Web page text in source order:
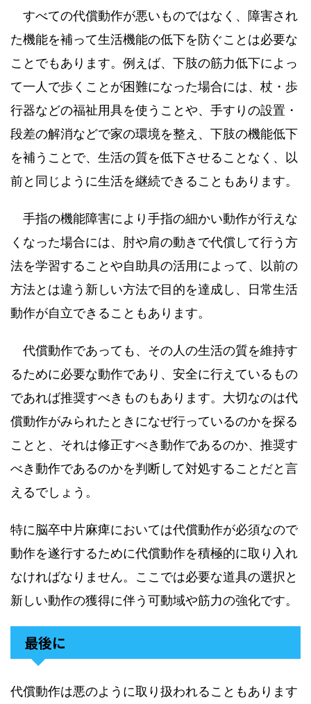
すべての代償動作が悪いものではなく、障害され
た機能を補って生活機能の低下を防ぐことは必要な
ことでもあります。例えば、下肢の筋力低下によっ
て一人で歩くことが困難になった場合には、杖・歩
行器などの福祉用具を使うことや、手すりの設置・
段差の解消などで家の環境を整え、下肢の機能低下
を補うことで、生活の質を低下させることなく、以
前と同じように生活を継続できることもあります。
手指の機能障害により手指の細かい動作が行えな
くなった場合には、肘や肩の動きで代償して行う方
法を学習することや自助具の活用によって、以前の
方法とは違う新しい方法で目的を達成し、日常生活
動作が自立できることもあります。
代償動作であっても、その人の生活の質を維持す
るために必要な動作であり、安全に行えているもの
であれば推奨すべきものもあります。大切なのは代
償動作がみられたときになぜ行っているのかを探る
ことと、それは修正すべき動作であるのか、推奨す
べき動作であるのかを判断して対処することだと言
えるでしょう。
特に脳卒中片麻痺においては代償動作が必須なので
動作を遂行するために代償動作を積極的に取り入れ
なければなりません。ここでは必要な道具の選択と
新しい動作の獲得に伴う可動域や筋力の強化です。
最後に
代償動作は悪のように取り扱われることもあります